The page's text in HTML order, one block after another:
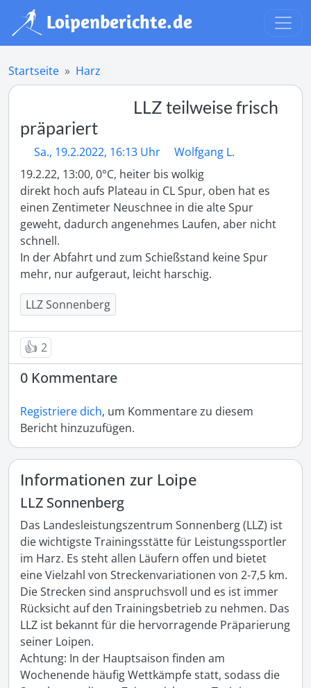
Startseite Harz
LLZ teilweise frisch
präpariert
Sa., 19.2.2022, 16:13 Uhr
Wolfgang L.
19.2.22, 13:00, 0°C, heiter bis wolkig
direkt hoch aufs Plateau in CL Spur, oben hat es
einen Zentimeter Neuschnee in die alte Spur
geweht, dadurch angenehmes Laufen, aber nicht
schnell.
In der Abfahrt und zum Schießstand keine Spur
mehr, nur aufgeraut, leicht harschig.
LLZ Sonnenberg
👍 2
0 Kommentare
Registriere dich, um Kommentare zu diesem
Bericht hinzuzufügen.
Informationen zur Loipe
LLZ Sonnenberg
Das Landesleistungszentrum Sonnenberg (LLZ) ist
die wichtigste Trainingsstätte für Leistungssportler
im Harz. Es steht allen Läufern offen und bietet
eine Vielzahl von Streckenvariationen von 2-7,5 km.
Die Strecken sind anspruchsvoll und es ist immer
Rücksicht auf den Trainingsbetrieb zu nehmen. Das
LLZ ist bekannt für die hervorragende Präparierung
seiner Loipen.
Achtung: In der Hauptsaison finden am
Wochenende häufig Wettkämpfe statt, sodass die